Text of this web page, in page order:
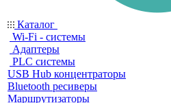
Каталог
Wi-Fi - системы
Адаптеры
PLC системы
USB Hub концентраторы
Bluetooth ресиверы
Маршрутизаторы